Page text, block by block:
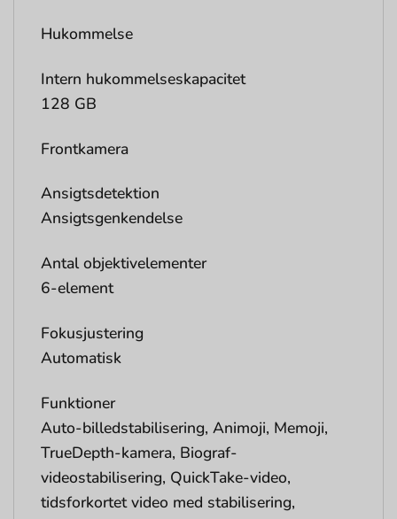
Hukommelse
Intern hukommelseskapacitet
128 GB
Frontkamera
Ansigtsdetektion
Ansigtsgenkendelse
Antal objektivelementer
6-element
Fokusjustering
Automatisk
Funktioner
Auto-billedstabilisering, Animoji, Memoji,
TrueDepth-kamera, Biograf-
videostabilisering, QuickTake-video,
tidsforkortet video med stabilisering,